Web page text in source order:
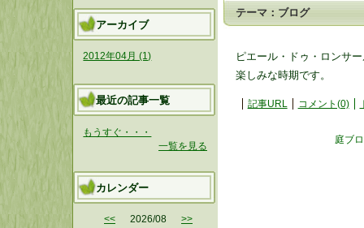
テーマ： ブログ
ピエール・ドゥ・ロンサ
楽しみな時期です。
記事URL コメント(0)
庭ブ
アーカイブ
2012年04月 (1)
最近の記事一覧
もうすぐ・・・
一覧を見る
カレンダー
<< 2026/08 >>